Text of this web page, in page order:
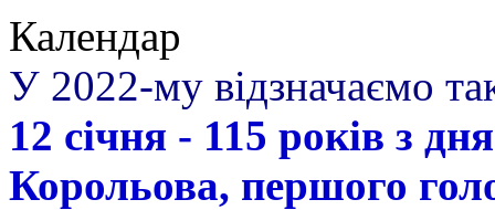
Календар
У 2022-му відзначаємо
12 січня - 115 років з
Корольова, першого